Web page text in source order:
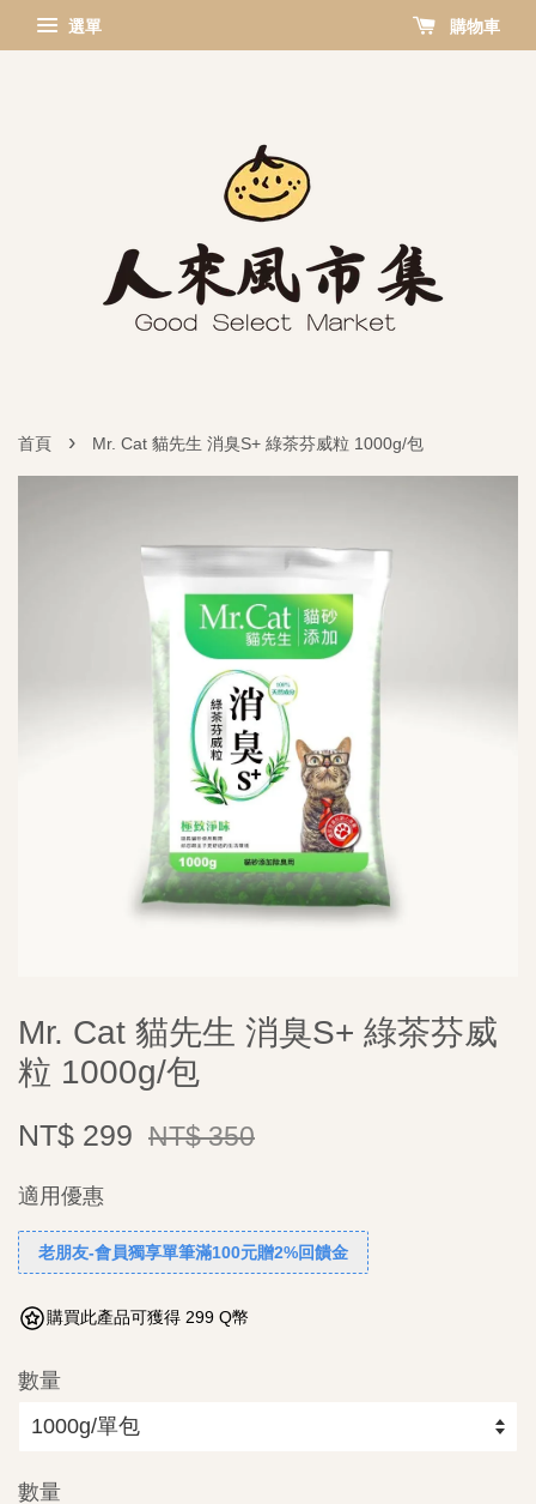
選單 購物車
首頁 › Mr. Cat 貓先生 消臭S+ 綠茶芬威粒 1000g/包
Mr. Cat 貓先生 消臭S+ 綠茶芬威
粒 1000g/包
NT$ 299 NT$ 350
適用優惠
老朋友-會員獨享單筆滿100元贈2%回饋金
購買此產品可獲得 299 Q幣
數量
數量